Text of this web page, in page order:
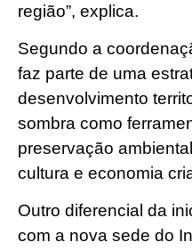
região”, explica.
Segundo a
faz parte de uma
desenvolvimento
sombra como
preservação
cultura e economia
Outro diferencial da
com a nova sede do